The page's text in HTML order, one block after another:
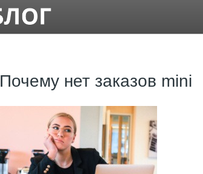
Почему нет заказов mini